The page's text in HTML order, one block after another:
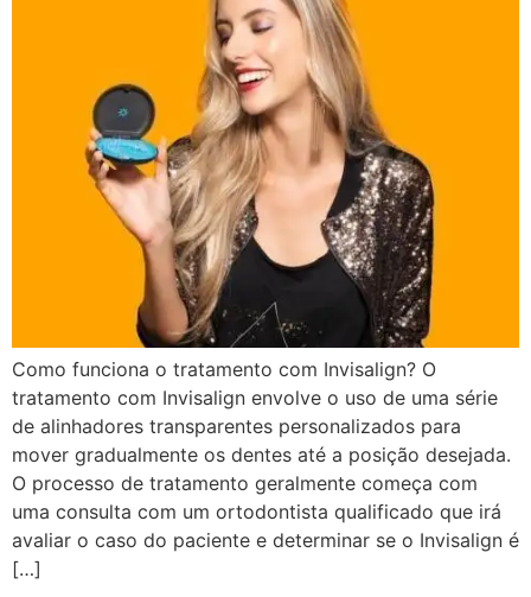
Como funciona o tratamento com Invisalign? O
tratamento com Invisalign envolve o uso de uma série
de alinhadores transparentes personalizados para
mover gradualmente os dentes até a posição desejada.
O processo de tratamento geralmente começa com
uma consulta com um ortodontista qualificado que irá
avaliar o caso do paciente e determinar se o Invisalign é
[…]